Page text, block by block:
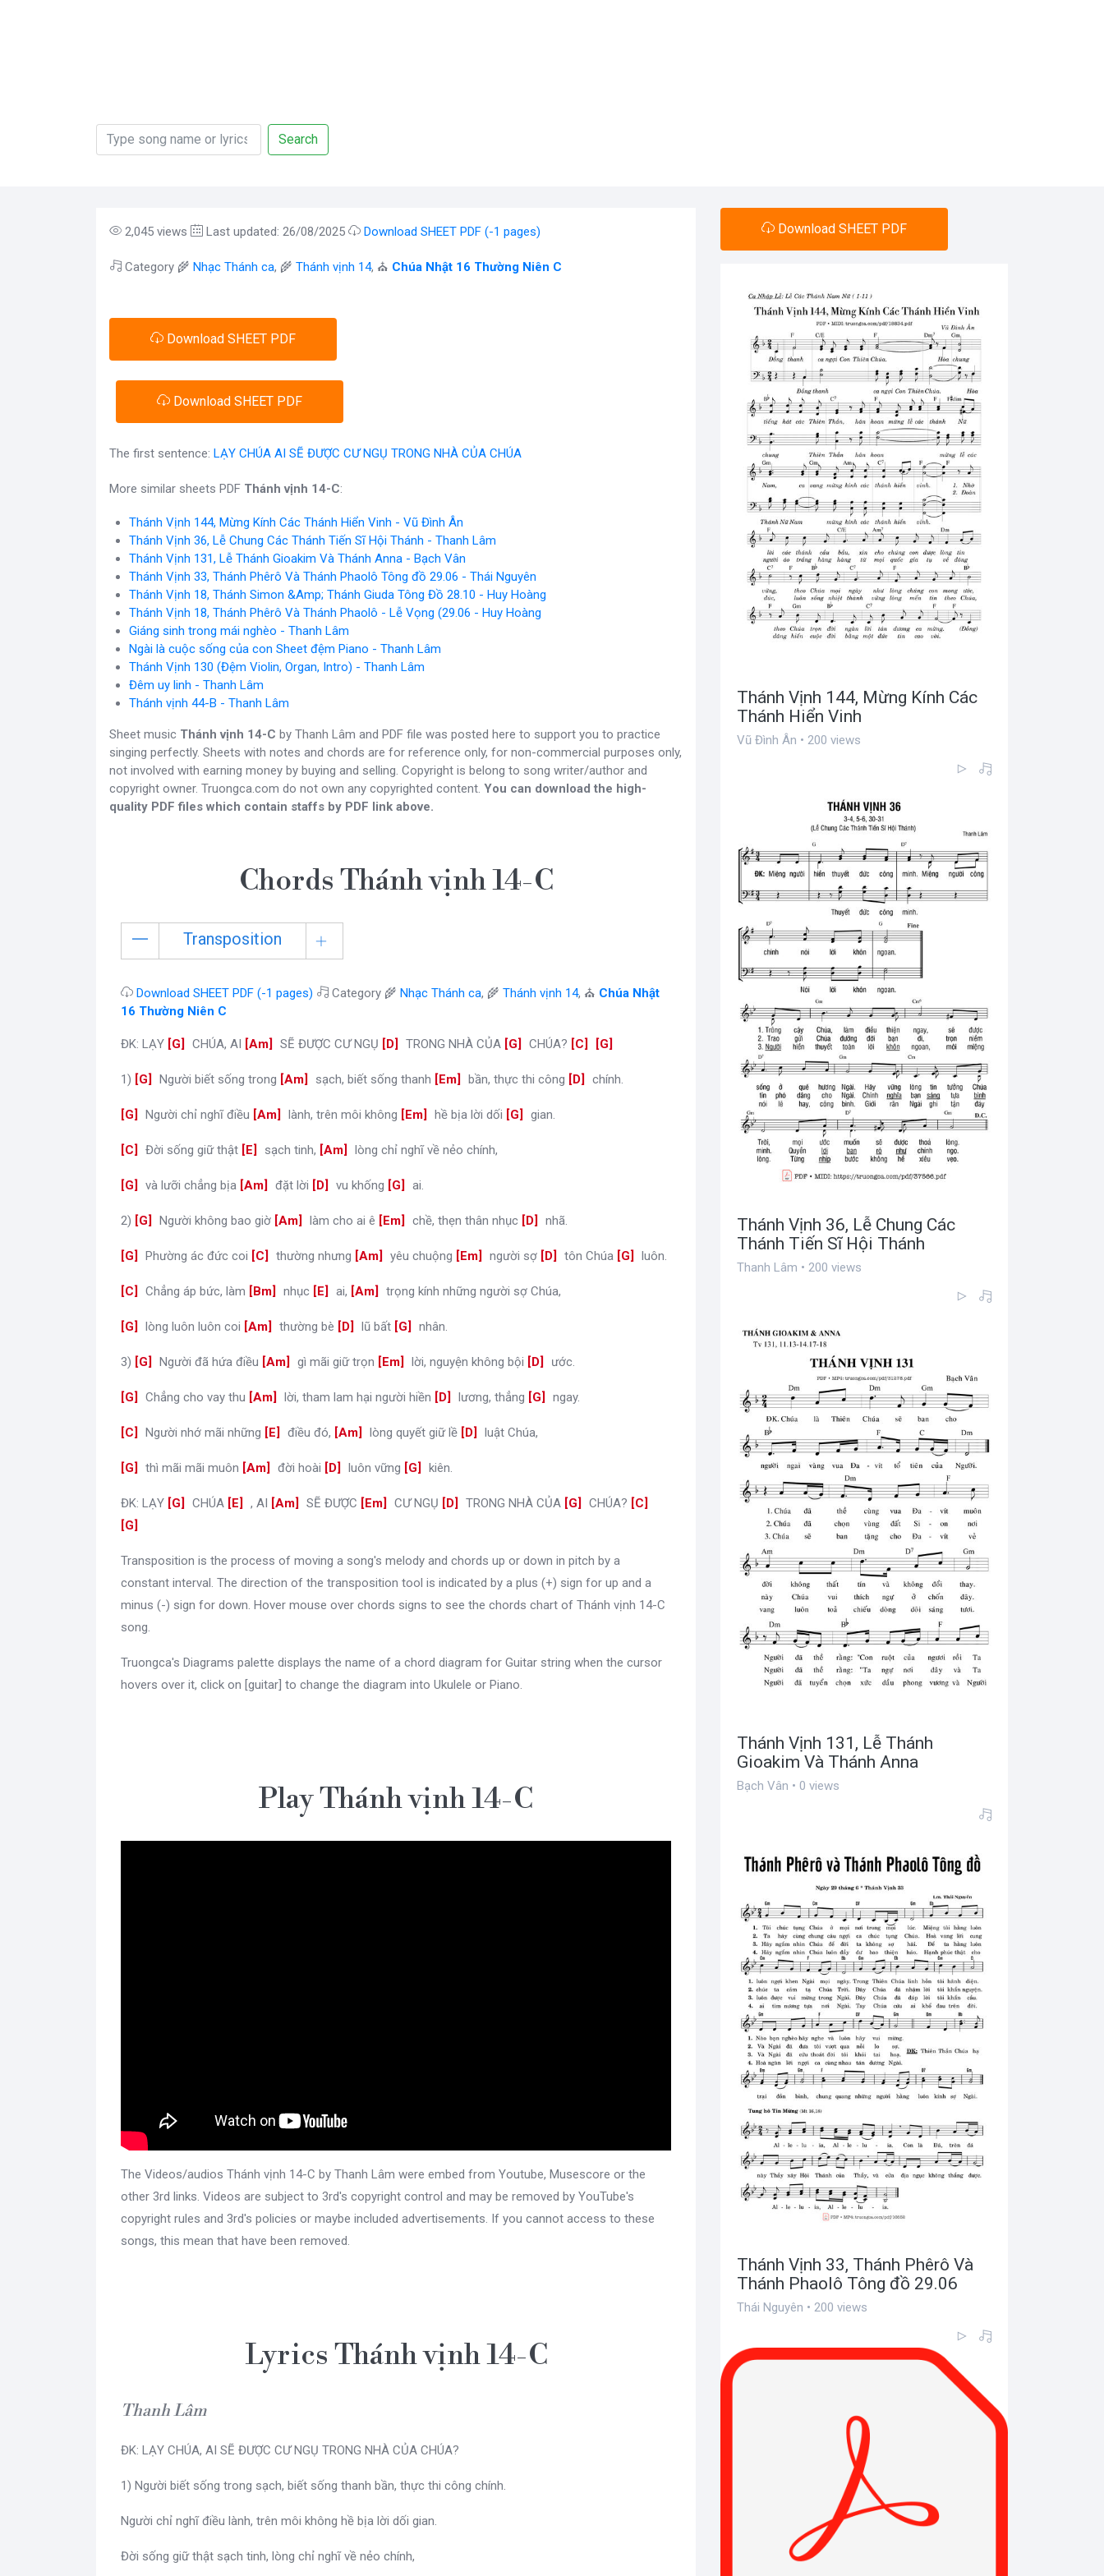
Search
2,045 views Last updated: 26/08/2025 Download SHEET PDF (-1 pages)
Category 🌾 Nhạc Thánh ca, 🌾 Thánh vịnh 14, ⛪ Chúa Nhật 16 Thường Niên C
Download SHEET PDF
Download SHEET PDF
The first sentence: LẠY CHÚA AI SẼ ĐƯỢC CƯ NGỤ TRONG NHÀ CỦA CHÚA
More similar sheets PDF Thánh vịnh 14-C:
Thánh Vịnh 144, Mừng Kính Các Thánh Hiển Vinh - Vũ Đình Ân
Thánh Vịnh 36, Lễ Chung Các Thánh Tiến Sĩ Hội Thánh - Thanh Lâm
Thánh Vịnh 131, Lễ Thánh Gioakim Và Thánh Anna - Bạch Vân
Thánh Vịnh 33, Thánh Phêrô Và Thánh Phaolô Tông đồ 29.06 - Thái Nguyên
Thánh Vịnh 18, Thánh Simon &Amp; Thánh Giuda Tông Đồ 28.10 - Huy Hoàng
Thánh Vịnh 18, Thánh Phêrô Và Thánh Phaolô - Lễ Vọng (29.06 - Huy Hoàng
Giáng sinh trong mái nghèo - Thanh Lâm
Ngài là cuộc sống của con Sheet đệm Piano - Thanh Lâm
Thánh Vịnh 130 (Đệm Violin, Organ, Intro) - Thanh Lâm
Đêm uy linh - Thanh Lâm
Thánh vịnh 44-B - Thanh Lâm
Sheet music Thánh vịnh 14-C by Thanh Lâm and PDF file was posted here to support you to practice
singing perfectly. Sheets with notes and chords are for reference only, for non-commercial purposes only,
not involved with earning money by buying and selling. Copyright is belong to song writer/author and
copyright owner. Truongca.com do not own any copyrighted content. You can download the high-
quality PDF files which contain staffs by PDF link above.
Chords Thánh vịnh 14-C
Transposition
Download SHEET PDF (-1 pages) Category 🌾 Nhạc Thánh ca, 🌾 Thánh vịnh 14, ⛪ Chúa Nhật
16 Thường Niên C
ĐK: LẠY [G CHÚA, AI [Am SẼ ĐƯỢC CƯ NGỤ [D TRONG NHÀ CỦA [G CHÚA? [C [G
1) [G Người biết sống trong [Am sạch, biết sống thanh [Em bần, thực thi công [D chính.
[G Người chỉ nghĩ điều [Am lành, trên môi không [Em hề bịa lời dối [G gian.
[C Đời sống giữ thật [E sạch tinh, [Am lòng chỉ nghĩ về nẻo chính,
[G và lưỡi chẳng bịa [Am đặt lời [D vu khống [G ai.
2) [G Người không bao giờ [Am làm cho ai ê [Em chề, thẹn thân nhục [D nhã.
[G Phường ác đức coi [C thường nhưng [Am yêu chuộng [Em người sợ [D tôn Chúa [G luôn.
[C Chẳng áp bức, làm [Bm nhục [E ai, [Am trọng kính những người sợ Chúa,
[G lòng luôn luôn coi [Am thường bè [D lũ bất [G nhân.
3) [G Người đã hứa điều [Am gì mãi giữ trọn [Em lời, nguyện không bội [D ước.
[G Chẳng cho vay thu [Am lời, tham lam hại người hiền [D lương, thẳng [G ngay.
[C Người nhớ mãi những [E điều đó, [Am lòng quyết giữ lề [D luật Chúa,
[G thì mãi mãi muôn [Am đời hoài [D luôn vững [G kiên.
ĐK: LẠY [G CHÚA [E , AI [Am SẼ ĐƯỢC [Em CƯ NGỤ [D TRONG NHÀ CỦA [G CHÚA? [C
G
Transposition is the process of moving a song's melody and chords up or down in pitch by a
constant interval. The direction of the transposition tool is indicated by a plus (+) sign for up and a
minus (-) sign for down. Hover mouse over chords signs to see the chords chart of Thánh vịnh 14-C
song.
Truongca's Diagrams palette displays the name of a chord diagram for Guitar string when the cursor
hovers over it, click on [guitar] to change the diagram into Ukulele or Piano.
Play Thánh vịnh 14-C
The Videos/audios Thánh vịnh 14-C by Thanh Lâm were embed from Youtube, Musescore or the
other 3rd links. Videos are subject to 3rd's copyright control and may be removed by YouTube's
copyright rules and 3rd's policies or maybe included advertisements. If you cannot access to these
songs, this mean that have been removed.
Lyrics Thánh vịnh 14-C
Thanh Lâm
ĐK: LẠY CHÚA, AI SẼ ĐƯỢC CƯ NGỤ TRONG NHÀ CỦA CHÚA?
1) Người biết sống trong sạch, biết sống thanh bần, thực thi công chính.
Người chỉ nghĩ điều lành, trên môi không hề bịa lời dối gian.
Đời sống giữ thật sạch tinh, lòng chỉ nghĩ về nẻo chính,
Download SHEET PDF
Thánh Vịnh 144, Mừng Kính Các
Thánh Hiển Vinh
Vũ Đình Ân • 200 views
Thánh Vịnh 36, Lễ Chung Các
Thánh Tiến Sĩ Hội Thánh
Thanh Lâm • 200 views
Thánh Vịnh 131, Lễ Thánh
Gioakim Và Thánh Anna
Bạch Vân • 0 views
Thánh Vịnh 33, Thánh Phêrô Và
Thánh Phaolô Tông đồ 29.06
Thái Nguyên • 200 views